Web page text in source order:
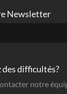
Newsletter
difficultés?
notre